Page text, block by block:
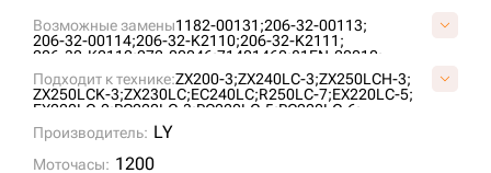
Возможные замены1182-00131;206-32-00113;
206-32-00114;206-32-K2110;206-32-K2111;
206-32-K2112;272-00046;71401460;81EN-20010;
9098529;
9181001;9202848;AT154855;
AT186160;AT217896;AT219479;E02GUC087;
E15698B1M00051;E40208C0Y00051;E40220A0M00051;
LH1075/51;TH109773;
Подходит к технике:ZX200-3;ZX240LC-3;ZX250LCH-3;
ZX250LCK-3;ZX230LC;EC240LC;R250LC-7;EX220LC-5;
EX220LC-2;PC220LC-3;PC220LC-5;PC220LC-6;
PC220LC-8;
EC240BLC;
EX220LC-3;EX255LC;
R250LC-7A; R250LC-9;
Производитель: LY
Моточасы: 1200